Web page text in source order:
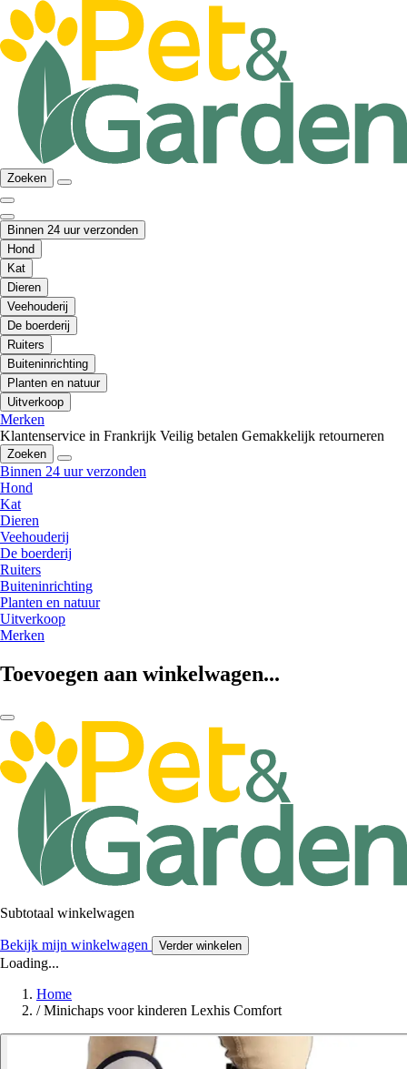
Zoeken
Binnen 24 uur verzonden
Hond
Kat
Dieren
Veehouderij
De boerderij
Ruiters
Buiteninrichting
Planten en natuur
Uitverkoop
Merken
Klantenservice in Frankrijk Veilig betalen Gemakkelijk retourneren
Zoeken
Binnen 24 uur verzonden
Hond
Kat
Dieren
Veehouderij
De boerderij
Ruiters
Buiteninrichting
Planten en natuur
Uitverkoop
Merken
Toevoegen aan winkelwagen...
Subtotaal winkelwagen
Bekijk mijn winkelwagen Verder winkelen
Loading...
Home
/ Minichaps voor kinderen Lexhis Comfort